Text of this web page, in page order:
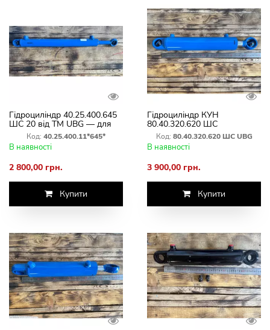
Гідроциліндр 40.25.400.645
ШС 20 від ТМ UBG — для
оприскувача (розкладання
штанг)Код: 40.25.400.11*645*
В наявності
2 800,00 грн.
Купити
Гідроциліндр КУН
80.40.320.620 ШС
(імпортний варіант UBG)
Код: 80.40.320.620 ШС UBG
В наявності
3 900,00 грн.
Купити